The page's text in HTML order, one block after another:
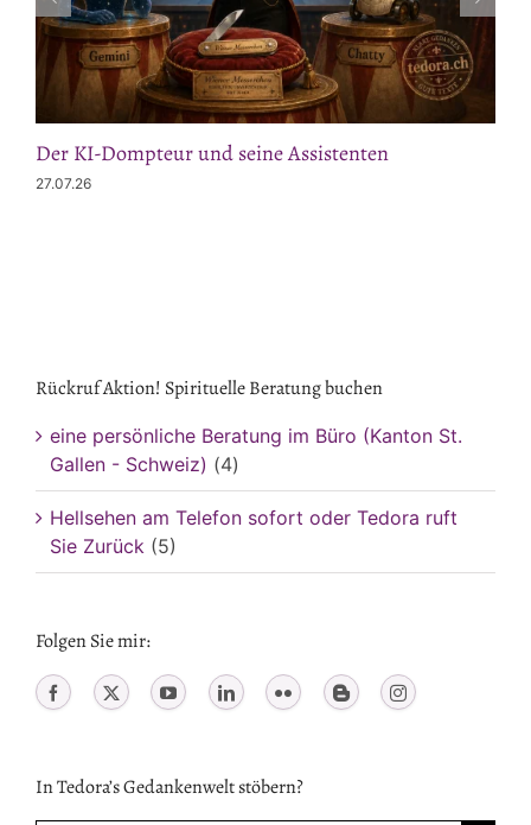
Der KI-Dompteur und seine Assistenten
27.07.26
Rückruf Aktion! Spirituelle Beratung buchen
eine persönliche Beratung im Büro (Kanton St.
Gallen - Schweiz) (4)
Hellsehen am Telefon sofort oder Tedora ruft
Sie Zurück (5)
Folgen Sie mir:
In Tedora’s Gedankenwelt stöbern?